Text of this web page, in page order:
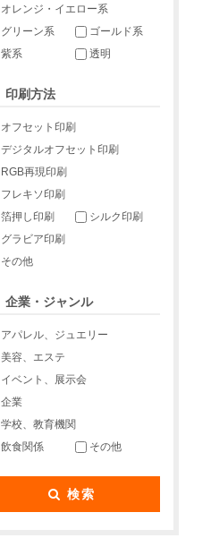
オレンジ・イエロー系
グリーン系
ゴールド系
紫系
透明
印刷方法
オフセット印刷
デジタルオフセット印刷
RGB再現印刷
フレキソ印刷
箔押し印刷
シルク印刷
グラビア印刷
その他
企業・ジャンル
アパレル、ジュエリー
美容、エステ
イベント、展示会
企業
学校、教育機関
飲食関係
その他
検索